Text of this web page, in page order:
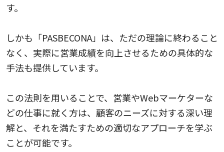
す。
しかも「PASBECONA」は、ただの理論に終わること
なく、実際に営業成績を向上させるための具体的な
手法も提供しています。
この法則を用いることで、営業やWebマーケターな
どの仕事に就く方は、顧客のニーズに対する深い理
解と、それを満たすための適切なアプローチを学ぶ
ことが可能です。